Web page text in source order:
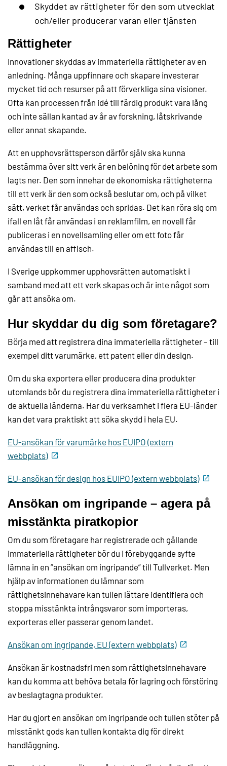
Skyddet av rättigheter för den som utvecklat
och/eller producerar varan eller tjänsten
Rättigheter
Innovationer skyddas av immateriella rättigheter av en
anledning. Många uppfinnare och skapare investerar
mycket tid och resurser på att förverkliga sina visioner.
Ofta kan processen från idé till färdig produkt vara lång
och inte sällan kantad av år av forskning, låtskrivande
eller annat skapande.
Att en upphovsrättsperson därför själv ska kunna
bestämma över sitt verk är en belöning för det arbete som
lagts ner. Den som innehar de ekonomiska rättigheterna
till ett verk är den som också beslutar om, och på vilket
sätt, verket får användas och spridas. Det kan röra sig om
ifall en låt får användas i en reklamfilm, en novell får
publiceras i en novellsamling eller om ett foto får
användas till en affisch.
I Sverige uppkommer upphovsrätten automatiskt i
samband med att ett verk skapas och är inte något som
går att ansöka om.
Hur skyddar du dig som företagare?
Börja med att registrera dina immateriella rättigheter – till
exempel ditt varumärke, ett patent eller din design.
Om du ska exportera eller producera dina produkter
utomlands bör du registrera dina immateriella rättigheter i
de aktuella länderna. Har du verksamhet i flera EU-länder
kan det vara praktiskt att söka skydd i hela EU.
EU-ansökan för varumärke hos EUIPO (extern
webbplats)
EU-ansökan för design hos EUIPO (extern webbplats)
Ansökan om ingripande – agera på
misstänkta piratkopior
Om du som företagare har registrerade och gällande
immateriella rättigheter bör du i förebyggande syfte
lämna in en ”ansökan om ingripande” till Tullverket. Men
hjälp av informationen du lämnar som
rättighetsinnehavare kan tullen lättare identifiera och
stoppa misstänkta intrångsvaror som importeras,
exporteras eller passerar genom landet.
Ansökan om ingripande, EU (extern webbplats)
Ansökan är kostnadsfri men som rättighetsinnehavare
kan du komma att behöva betala för lagring och förstöring
av beslagtagna produkter.
Har du gjort en ansökan om ingripande och tullen stöter på
misstänkt gods kan tullen kontakta dig för direkt
handläggning.